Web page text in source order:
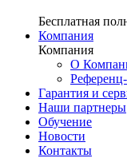
Бесплатная
Компания
Компания
О
Гарантия и
Наши партнеры
Обучение
Новости
Контакты